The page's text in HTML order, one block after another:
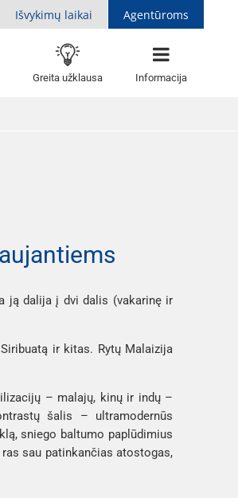
Išvykimų laikai Agentūroms
Greita užklausa Informacija
ją dalija į dvi dalis (vakarinę ir
ir kitas. Rytų Malaizija
– malajų, kinų ir indų –
šalis – ultramodernūs
sniego baltumo paplūdimius
sau patinkančias atostogas,